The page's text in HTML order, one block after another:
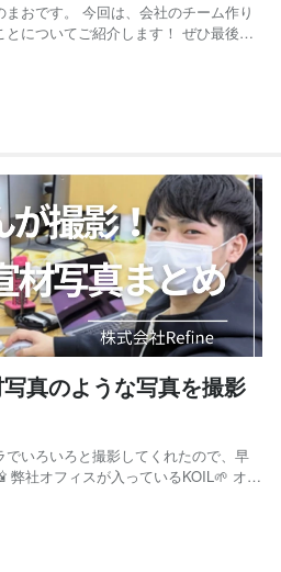
おです。 今回は、会社のチーム作り
についてご紹介します！ ぜひ最後ま
っておかないといけないのが"自分の
したのが「リーンキャン...
真のような写真を撮影
いろいろと撮影してくれたので、早
仕事できるって...